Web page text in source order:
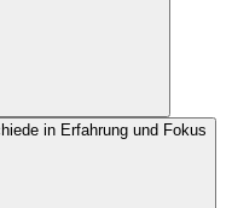
in Erfahrung und Fokus